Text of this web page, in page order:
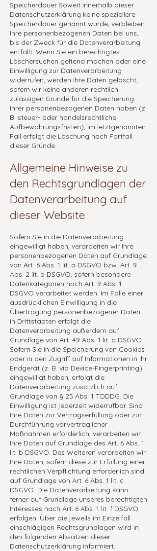
Speicherdauer Soweit innerhalb dieser
Datenschutzerklärung keine speziellere
Speicherdauer genannt wurde, verbleiben
Ihre personenbezogenen Daten bei uns,
bis der Zweck für die Datenverarbeitung
entfällt. Wenn Sie ein berechtigtes
Löschersuchen geltend machen oder eine
Einwilligung zur Datenverarbeitung
widerrufen, werden Ihre Daten gelöscht,
sofern wir keine anderen rechtlich
zulässigen Gründe für die Speicherung
Ihrer personenbezogenen Daten haben (z.
B. steuer- oder handelsrechtliche
Aufbewahrungsfristen); im letztgenannten
Fall erfolgt die Löschung nach Fortfall
dieser Gründe.
Allgemeine Hinweise zu
den Rechtsgrundlagen der
Datenverarbeitung auf
dieser Website
Sofern Sie in die Datenverarbeitung
eingewilligt haben, verarbeiten wir Ihre
personenbezogenen Daten auf Grundlage
von Art. 6 Abs. 1 lit. a DSGVO bzw. Art. 9
Abs. 2 lit. a DSGVO, sofern besondere
Datenkategorien nach Art. 9 Abs. 1
DSGVO verarbeitet werden. Im Falle einer
ausdrücklichen Einwilligung in die
Übertragung personenbezogener Daten
in Drittstaaten erfolgt die
Datenverarbeitung außerdem auf
Grundlage von Art. 49 Abs. 1 lit. a DSGVO.
Sofern Sie in die Speicherung von Cookies
oder in den Zugriff auf Informationen in Ihr
Endgerät (z. B. via Device-Fingerprinting)
eingewilligt haben, erfolgt die
Datenverarbeitung zusätzlich auf
Grundlage von § 25 Abs. 1 TDDDG. Die
Einwilligung ist jederzeit widerrufbar. Sind
Ihre Daten zur Vertragserfüllung oder zur
Durchführung vorvertraglicher
Maßnahmen erforderlich, verarbeiten wir
Ihre Daten auf Grundlage des Art. 6 Abs. 1
lit. b DSGVO. Des Weiteren verarbeiten wir
Ihre Daten, sofern diese zur Erfüllung einer
rechtlichen Verpflichtung erforderlich sind
auf Grundlage von Art. 6 Abs. 1 lit. c
DSGVO. Die Datenverarbeitung kann
ferner auf Grundlage unseres berechtigten
Interesses nach Art. 6 Abs. 1 lit. f DSGVO
erfolgen. Über die jeweils im Einzelfall
einschlägigen Rechtsgrundlagen wird in
den folgenden Absätzen dieser
Datenschutzerklärung informiert.